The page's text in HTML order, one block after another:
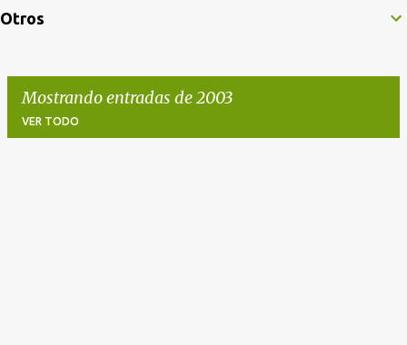
Otros
Mostrando entradas de 2003
VER TODO